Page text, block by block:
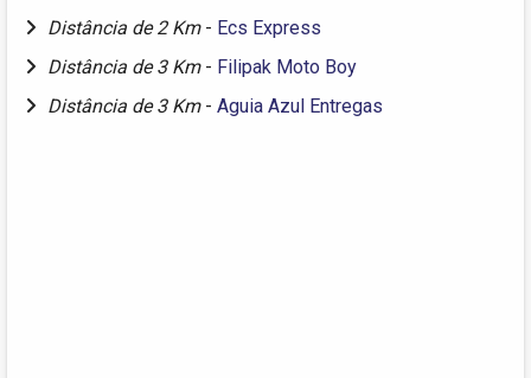
Distância de 2 Km - Ecs Express
Distância de 3 Km - Filipak Moto Boy
Distância de 3 Km - Aguia Azul Entregas